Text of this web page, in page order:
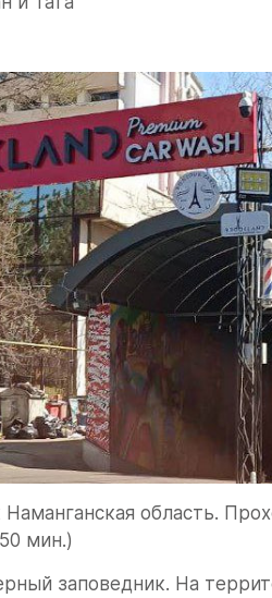
область.
мин.)
заповедник. На